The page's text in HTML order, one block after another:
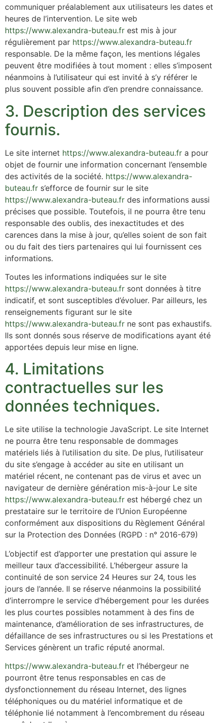
communiquer préalablement aux utilisateurs les dates et
heures de l’intervention. Le site web
https://www.alexandra-buteau.fr est mis à jour
régulièrement par https://www.alexandra-buteau.fr
responsable. De la même façon, les mentions légales
peuvent être modifiées à tout moment : elles s’imposent
néanmoins à l’utilisateur qui est invité à s’y référer le
plus souvent possible afin d’en prendre connaissance.
3. Description des services
fournis.
Le site internet https://www.alexandra-buteau.fr a pour
objet de fournir une information concernant l’ensemble
des activités de la société. https://www.alexandra-
buteau.fr s’efforce de fournir sur le site
https://www.alexandra-buteau.fr des informations aussi
précises que possible. Toutefois, il ne pourra être tenu
responsable des oublis, des inexactitudes et des
carences dans la mise à jour, qu’elles soient de son fait
ou du fait des tiers partenaires qui lui fournissent ces
informations.
Toutes les informations indiquées sur le site
https://www.alexandra-buteau.fr sont données à titre
indicatif, et sont susceptibles d’évoluer. Par ailleurs, les
renseignements figurant sur le site
https://www.alexandra-buteau.fr ne sont pas exhaustifs.
Ils sont donnés sous réserve de modifications ayant été
apportées depuis leur mise en ligne.
4. Limitations
contractuelles sur les
données techniques.
Le site utilise la technologie JavaScript. Le site Internet
ne pourra être tenu responsable de dommages
matériels liés à l’utilisation du site. De plus, l’utilisateur
du site s’engage à accéder au site en utilisant un
matériel récent, ne contenant pas de virus et avec un
navigateur de dernière génération mis-à-jour Le site
https://www.alexandra-buteau.fr est hébergé chez un
prestataire sur le territoire de l’Union Européenne
conformément aux dispositions du Règlement Général
sur la Protection des Données (RGPD : n° 2016-679)
L’objectif est d’apporter une prestation qui assure le
meilleur taux d’accessibilité. L’hébergeur assure la
continuité de son service 24 Heures sur 24, tous les
jours de l’année. Il se réserve néanmoins la possibilité
d’interrompre le service d’hébergement pour les durées
les plus courtes possibles notamment à des fins de
maintenance, d’amélioration de ses infrastructures, de
défaillance de ses infrastructures ou si les Prestations et
Services génèrent un trafic réputé anormal.
https://www.alexandra-buteau.fr et l’hébergeur ne
pourront être tenus responsables en cas de
dysfonctionnement du réseau Internet, des lignes
téléphoniques ou du matériel informatique et de
téléphonie lié notamment à l’encombrement du réseau